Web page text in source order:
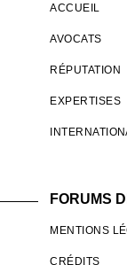
ACCUEIL
AVOCATS
RÉPUTATION
EXPERTISES
FORUMS
MENTIONS
CRÉDITS